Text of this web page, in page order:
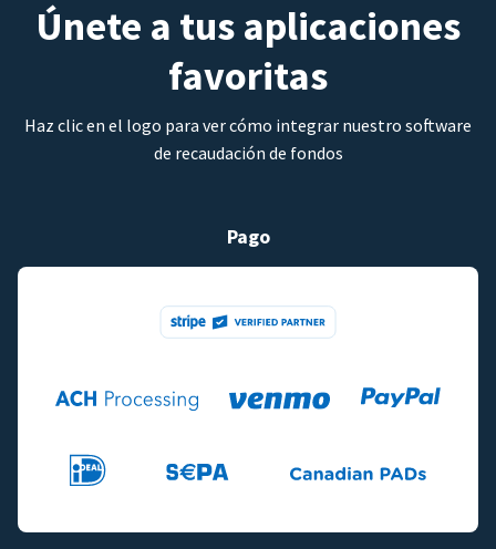
Únete a tus aplicaciones
favoritas
Haz clic en el logo para ver cómo integrar nuestro software
de recaudación de fondos
Pago